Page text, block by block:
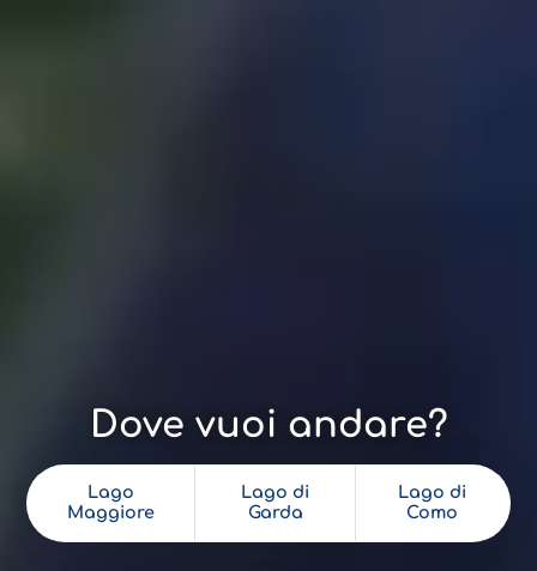
Dove vuoi andare?
Lago
Maggiore
Lago di
Garda
Lago di
Como